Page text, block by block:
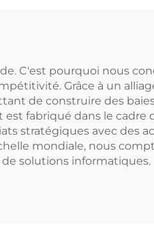
C'est pourquoi nous
Grâce à un
de construire des
fabriqué dans le cadre
stratégiques avec des
mondiale, nous
solutions informatiques.